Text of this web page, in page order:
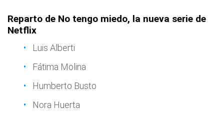
Reparto de No tengo miedo, la nueva serie de
Netflix
Luis Alberti
Fátima Molina
Humberto Busto
Nora Huerta